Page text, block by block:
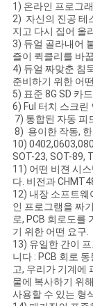
1) 온라인 프로그
2) 자신의 진공 테
지고 다시 집어 올
3) 듀얼 골라내어
즐이 퀵클리를 바
4) 듀얼 짜맞춘 침
준비하기 위한 어
5) 표준 8G SD 카
6) Ful 터치 스크린
7) 통합된 자동 피
8) 용이한 작동,
10)
SOT-23, SOT-89,
11) 어떤 비젼 시
다. 비전과
12) 내장 소프트웨
인 프로그램을 짜
로, PCB 회로도를
기 위한 어떤 요구.
13) 유일한 간이
니다 : PCB 회로
고, 우리가 기계에
물에 복사하기 위
사용할 수 있는 형